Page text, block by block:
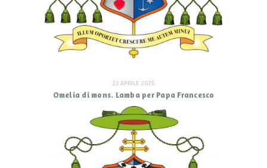
22 APRILE 2025
Omelia di mons. Lamba per Papa Francesco